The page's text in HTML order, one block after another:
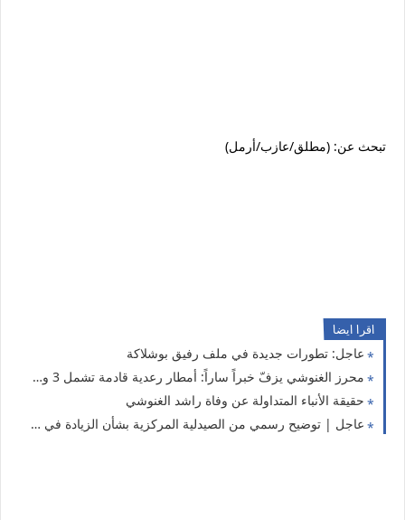
تبحث عن: (مطلق/عازب/أرمل)
اقرا ايضا
عاجل: تطورات جديدة في ملف رفيق بوشلاكة
محرز الغنوشي يزفّ خبراً ساراً: أمطار رعدية قادمة تشمل 3 ولايات
حقيقة الأنباء المتداولة عن وفاة راشد الغنوشي
عاجل | توضيح رسمي من الصيدلية المركزية بشأن الزيادة في أسعار الأدوية.. وهذه الحقيقة الكاملة